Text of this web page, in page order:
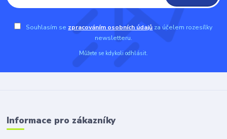
Souhlasím se zpracováním osobních údajů za účelem rozesílky
newsletteru.
Můžete se kdykoli odhlásit.
Informace pro zákazníky